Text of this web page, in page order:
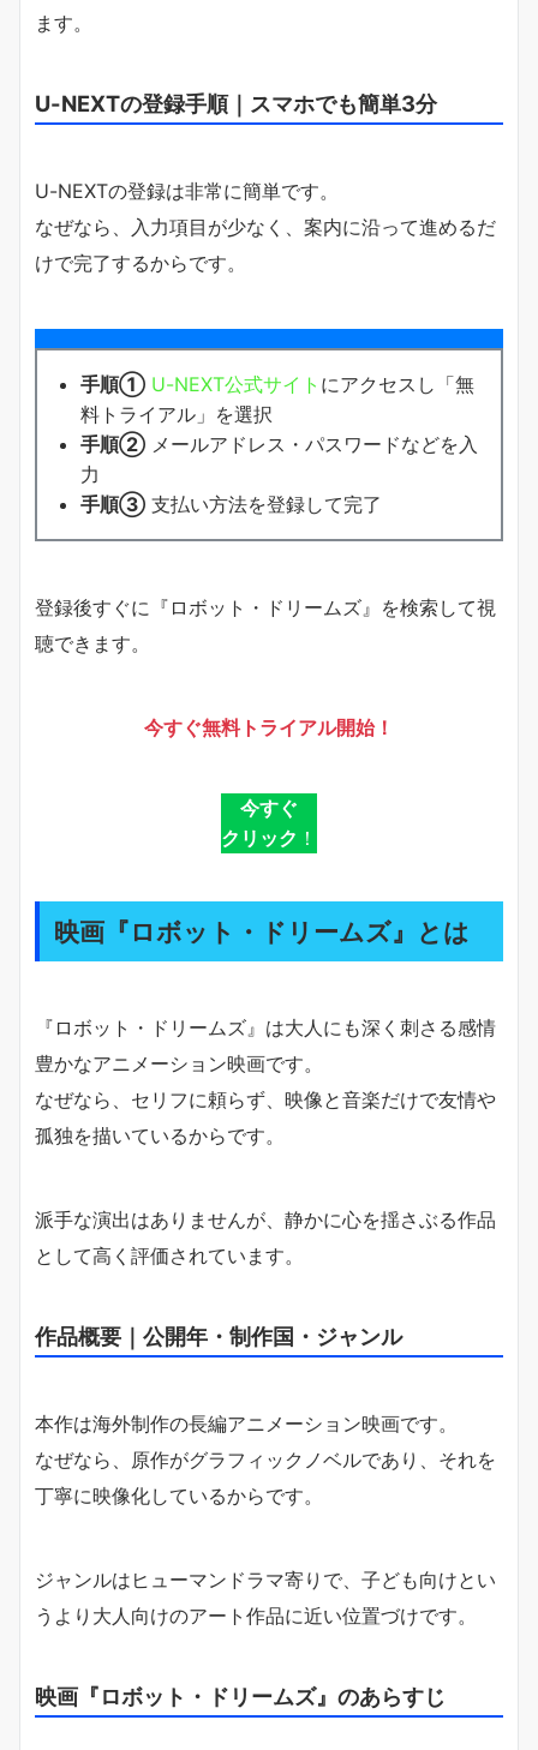
ます。
U-NEXTの登録手順｜スマホでも簡単3分
U-NEXTの登録は非常に簡単です。
なぜなら、入力項目が少なく、案内に沿って進めるだ
けで完了するからです。
手順① U-NEXT公式サイト にアクセスし「無
料トライアル」を選択
手順② メールアドレス・パスワードなどを入
力
手順③ 支払い方法を登録して完了
登録後すぐに『ロボット・ドリームズ』を検索して視
聴できます。
今すぐ無料トライアル開始！
今すぐ
クリック ！
映画『ロボット・ドリームズ』とは
『ロボット・ドリームズ』は大人にも深く刺さる感情
豊かなアニメーション映画です。
なぜなら、セリフに頼らず、映像と音楽だけで友情や
孤独を描いているからです。
派手な演出はありませんが、静かに心を揺さぶる作品
として高く評価されています。
作品概要｜公開年・制作国・ジャンル
本作は海外制作の長編アニメーション映画です。
なぜなら、原作がグラフィックノベルであり、それを
丁寧に映像化しているからです。
ジャンルはヒューマンドラマ寄りで、子ども向けとい
うより大人向けのアート作品に近い位置づけです。
映画『ロボット・ドリームズ』のあらすじ